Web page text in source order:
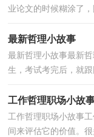
业论文的时候糊涂了
最新哲理小故事
最新哲理小故事最新
生，考试考完后，就
工作哲理职场小故
工作哲理职场小故事
间来评估它的价值。